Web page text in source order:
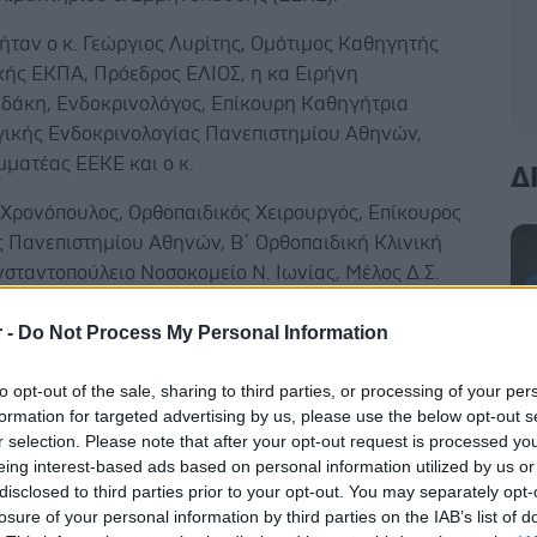
- Do Not Process My Personal Information
opt-out of the sale, sharing to third parties, or processing of your
for targeted advertising by us, please use the below opt-out
selection. Please note that after your opt-out request is processed
interest-based ads based on personal information utilized by us
to third parties prior to your opt-out. You may separately
of your personal information by third parties on the IAB’s list of
ο κ. Γεώργιος Λυρίτης, Ομότιμος Καθηγητής
ΕΚΠΑ, Πρόεδρος ΕΛΙΟΣ, η κα Ειρήνη
Ενδοκρινολόγος, Επίκουρη Καθηγήτρια
Ενδοκρινολογίας Πανεπιστημίου Αθηνών,
ΕΕΚΕ και ο κ.
Ορθοπαιδικός Χειρουργός, Επίκουρος
Πανεπιστημίου Αθηνών, Β΄ Ορθοπαιδική Κλινική
Νοσοκομείο Ν. Ιωνίας, Μέλος Δ.Σ.
αναφερόμενος στη συνύπαρξη οστεοπόρωσης,
σε σχέση με το αυξημένο σωματικό βάρος
ότι, 'Σε αντίθεση με τις μέχρι σήμερα επικρατούσες
ότι η ύπαρξη της οστεοαρθρίτιδας και του